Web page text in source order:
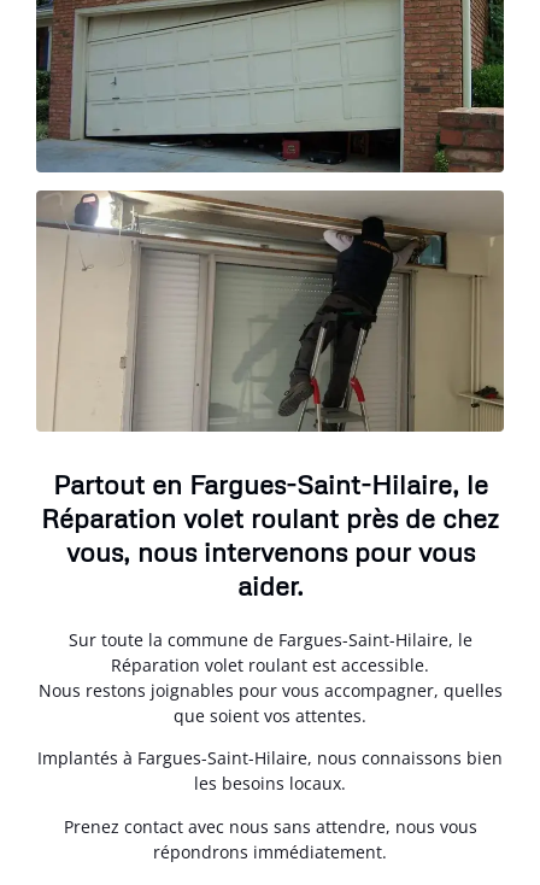
Partout en Fargues-Saint-Hilaire, le
Réparation volet roulant près de chez
vous, nous intervenons pour vous
aider.
Sur toute la commune de Fargues-Saint-Hilaire, le
Réparation volet roulant est accessible.
Nous restons joignables pour vous accompagner, quelles
que soient vos attentes.
Implantés à Fargues-Saint-Hilaire, nous connaissons bien
les besoins locaux.
Prenez contact avec nous sans attendre, nous vous
répondrons immédiatement.